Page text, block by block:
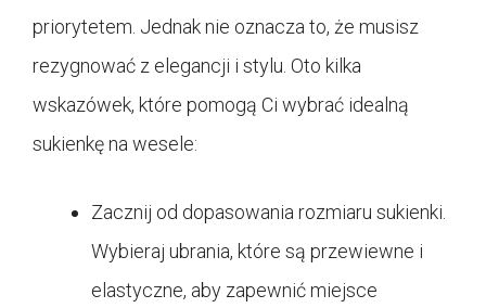
priorytetem. Jednak nie oznacza to, że musisz
rezygnować z elegancji i stylu. Oto kilka
wskazówek, które pomogą Ci wybrać idealną
sukienkę na wesele:
Zacznij od dopasowania rozmiaru sukienki.
Wybieraj ubrania, które są przewiewne i
elastyczne, aby zapewnić miejsce